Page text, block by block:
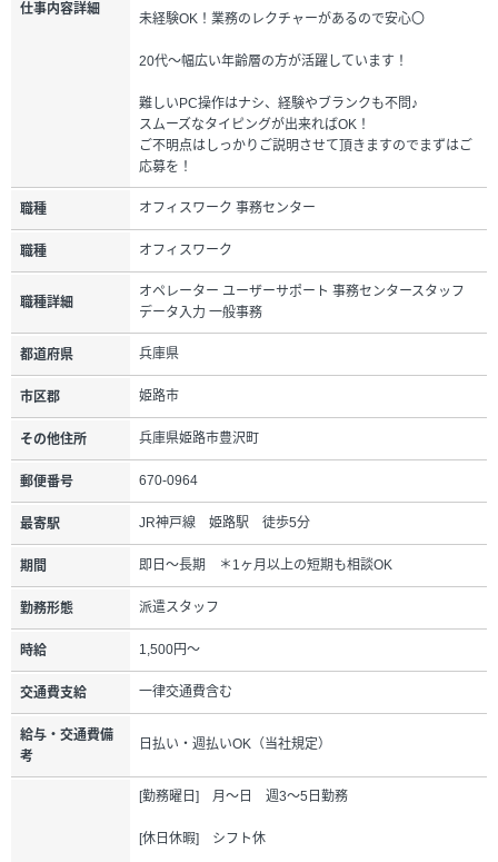
仕事内容詳細
未経験OK！業務のレクチャーがあるので安心〇
20代～幅広い年齢層の方が活躍しています！
難しいPC操作はナシ、経験やブランクも不問♪
スムーズなタイピングが出来ればOK！
ご不明点はしっかりご説明させて頂きますのでまずはご
応募を！
職種 オフィスワーク 事務センター
職種 オフィスワーク
職種詳細
オペレーター ユーザーサポート 事務センタースタッフ
データ入力 一般事務
都道府県 兵庫県
市区郡 姫路市
その他住所 兵庫県姫路市豊沢町
郵便番号 670-0964
最寄駅 JR神戸線 姫路駅 徒歩5分
期間 即日～長期 ＊1ヶ月以上の短期も相談OK
勤務形態 派遣スタッフ
時給 1,500円～
交通費支給 一律交通費含む
給与・交通費備
考
日払い・週払いOK（当社規定）
[勤務曜日] 月～日 週3～5日勤務
[休日休暇] シフト休